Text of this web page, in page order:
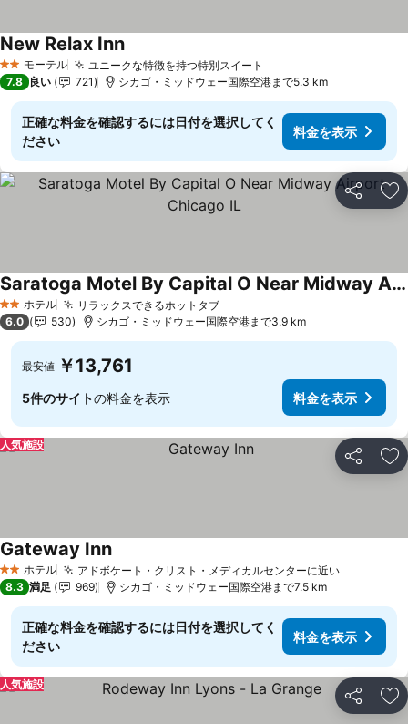
2 ホテルのランク
モーテル ユニークな特徴を持つ特別スイート
New Relax Inn料金を表示
7.8 良い 721 シカゴ・ミッドウェー国際空港まで5.3 km
正確な料金を確認するには日付を選択してく
ださい
料金を表示
シェア お
2 ホテルのランク
ホテル リラックスできるホットタブ料金を表示
Saratoga Motel By Capital O Near Midway Airport Chicago IL
料金を表示
6.0 530 シカゴ・ミッドウェー国際空港まで3.9 km
最安値 ￥13,761
5件のサイトの料金を表示 料金を表示
シェア お
人気施設
2 ホテルのランク
ホテル アドボケート・クリスト・メディカルセンターに近い料金を表
Gateway Inn料金を表示
8.3 満足 969 シカゴ・ミッドウェー国際空港まで7.5 km
正確な料金を確認するには日付を選択してく
ださい
料金を表示
シェア お
人気施設